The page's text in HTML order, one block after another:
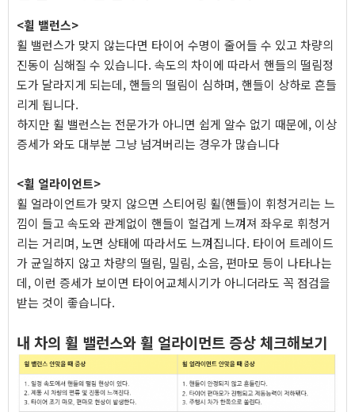
<휠 밸런스>
휠 밸런스가 맞지 않는다면 타이어 수명이 줄어들 수 있고 차량의
진동이 심해질 수 있습니다. 속도의 차이에 따라서 핸들의 떨림정
도가 달라지게 되는데, 핸들의 떨림이 심하며, 핸들이 상하로 흔들
리게 됩니다.
하지만 휠 밸런스는 전문가가 아니면 쉽게 알수 없기 때문에, 이상
증세가 와도 대부분 그냥 넘겨버리는 경우가 많습니다
<휠 얼라이언트>
휠 얼라이언트가 맞지 않으면 스티어링 휠(핸들)이 휘청거리는 느
낌이 들고 속도와 관계없이 핸들이 헐겁게 느껴져 좌우로 휘청거
리는 거리며, 노면 상태에 따라서도 느껴집니다. 타이어 트레이드
가 균일하지 않고 차량의 떨림, 밀림, 소음, 편마모 등이 나타나는
데, 이런 증세가 보이면 타이어교체시기가 아니더라도 꼭 점검을
받는 것이 좋습니다.
내 차의 휠 밸런스와 휠 얼라이먼트 증상 체크해보기